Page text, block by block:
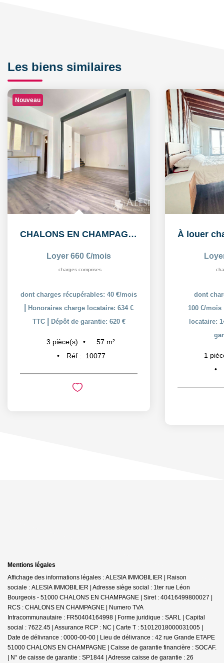
Les biens similaires
Nouveau
CHALONS EN CHAMPAGNE: Appartement T3 en duplex
Loyer 660 €/mois
charges comprises
dont charges récupérables: 40 €/mois
Honoraires charge locataire: 634 €
TTC
Dépôt de garantie: 620 €
3 pièce(s) 57 m²
Réf :
10077
dont
100 €/mois
locataire:
1
Mentions légales
Affichage des informations légales : ALESIA IMMOBILIER | Raison
sociale : ALESIA IMMOBILIER | Adresse siège social : 1ter rue Léon
Bourgeois - 51000 CHALONS EN CHAMPAGNE | Siret : 40416499800027 |
RCS : CHALONS EN CHAMPAGNE | Numero TVA
Intracommunautaire : FR50404164998 | Forme juridique : SARL | Capital
social : 7622.45 | Assurance RCP : NC | Carte T : 51012018000031005 |
Date de délivrance : 0000-00-00 | Lieu de délivrance : 42 rue Grande ETAPE
51000 CHALONS EN CHAMPAGNE | Caisse de garantie financière : SOCAF.
| N° de caisse de garantie : SP1844 | Adresse caisse de garantie : 26